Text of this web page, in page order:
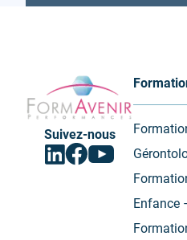
Formavenir
Performances
Suivez-nous
Linkedin
(ouvrir
Facebook
(ouvrir
Youtube
(ouvrir
vers
nouvel
Enfance